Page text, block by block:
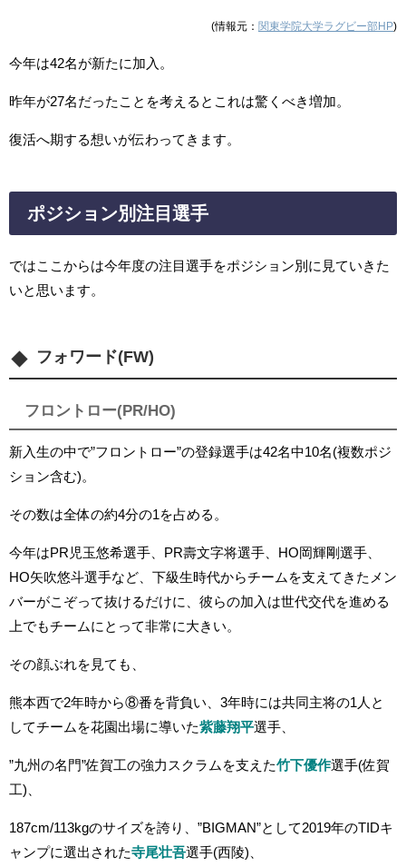
(情報元： 関東学院大学ラグビー部HP)
今年は42名が新たに加入。
昨年が27名だったことを考えるとこれは驚くべき増加。
復活へ期する想いが伝わってきます。
ポジション別注目選手
ではここからは今年度の注目選手をポジション別に見ていきた
いと思います。
フォワード(FW)
フロントロー(PR/HO)
新入生の中で”フロントロー”の登録選手は42名中10名(複数ポジ
ション含む)。
その数は全体の約4分の1を占める。
今年はPR児玉悠希選手、PR壽文字将選手、HO岡輝剛選手、
HO矢吹悠斗選手など、下級生時代からチームを支えてきたメン
バーがこぞって抜けるだけに、彼らの加入は世代交代を進める
上でもチームにとって非常に大きい。
その顔ぶれを見ても、
熊本西で2年時から⑧番を背負い、3年時には共同主将の1人と
してチームを花園出場に導いた紫藤翔平選手、
”九州の名門”佐賀工の強力スクラムを支えた竹下優作選手(佐賀
工)、
187cm/113kgのサイズを誇り、”BIGMAN”として 2019年のTIDキ
ャンプに選出された寺尾壮吾選手(西陵)、